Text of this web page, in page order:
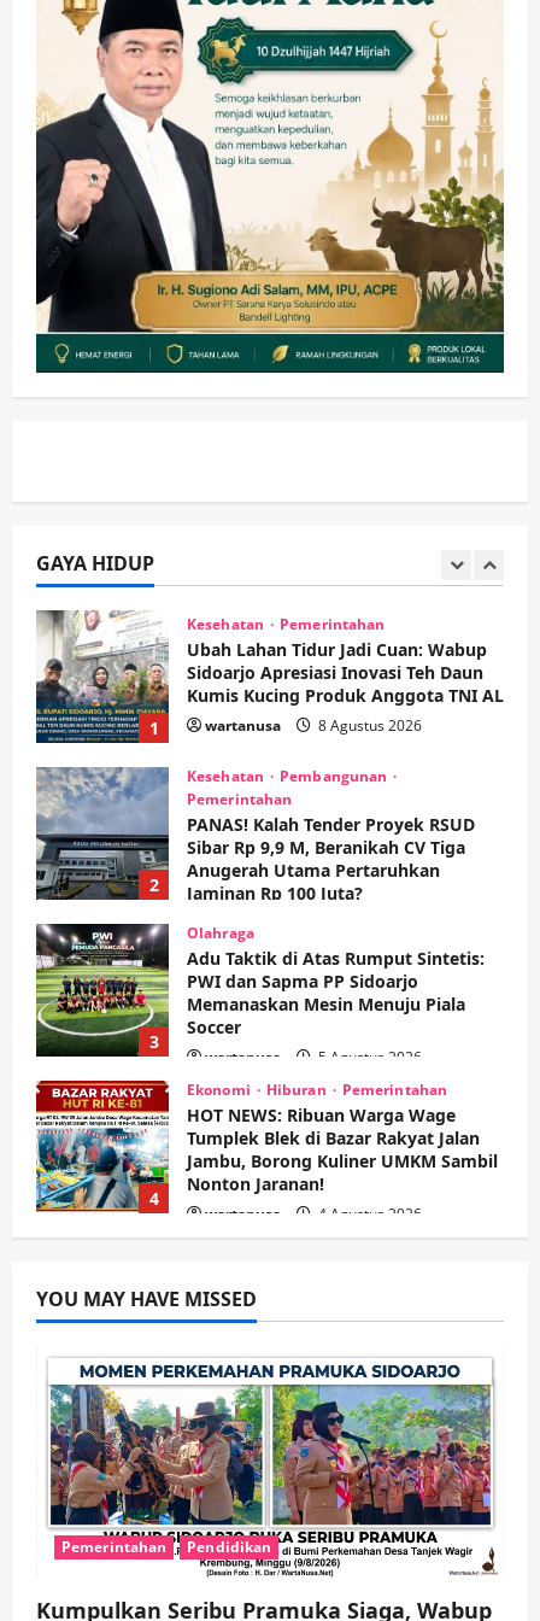
GAYA HIDUP
2
Pemerintahan
PANAS! Kalah Tender Proyek RSUD
Sibar Rp 9,9 M, Beranikah CV Tiga
Anugerah Utama Pertaruhkan
Jaminan Rp 100 Juta?
wartanusa 5 Agustus 2026
3
Olahraga
Adu Taktik di Atas Rumput Sintetis:
PWI dan Sapma PP Sidoarjo
Memanaskan Mesin Menuju Piala
Soccer
wartanusa 5 Agustus 2026
Ekonomi Hiburan Pemerintahan
HOT NEWS: Ribuan Warga Wage
Tumplek Blek di Bazar Rakyat Jalan
Jambu, Borong Kuliner UMKM Sambil
Nonton Jaranan!
5
1
Kesehatan Pemerintahan
Ubah Lahan Tidur Jadi Cuan: Wabup
Sidoarjo Apresiasi Inovasi Teh Daun
Kumis Kucing Produk Anggota TNI AL
wartanusa 8 Agustus 2026
2
Kesehatan
Pembangunan
Pemerintahan
PANAS! Kalah Tender Proyek RSUD
Sibar Rp 9,9 M, Beranikah CV Tiga
Anugerah Utama Pertaruhkan
Jaminan Rp 100 Juta?
wartanusa
3
Olahraga
Adu Taktik di Atas Rumput Sintetis:
PWI dan Sapma PP Sidoarjo
Memanaskan Mesin Menuju Piala
Soccer
wartanusa 5 Agustus 2026
4
Ekonomi Hiburan Pemerintahan
HOT NEWS: Ribuan Warga Wage
Tumplek Blek di Bazar Rakyat Jalan
Jambu, Borong Kuliner UMKM Sambil
Nonton Jaranan!
wartanusa 4 Agustus 2026
5
Sinergi Permudah Perizinan, Wakaf,
hingga Hibah
wartanusa 4 Agustus 2026
1
Kesehatan Pemerintahan
Ubah Lahan Tidur Jadi Cuan: Wabup
Sidoarjo Apresiasi Inovasi Teh Daun
Kumis Kucing Produk Anggota TNI AL
wartanusa 8 Agustus 2026
Kesehatan Pembangunan
Pemerintahan
PANAS! Kalah Tender Proyek RSUD
YOU MAY HAVE MISSED
Pemerintahan Pendidikan
Kumpulkan Seribu Pramuka Siaga, Wabup